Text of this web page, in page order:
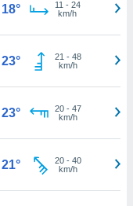
18° 11 - 24
km/h
23° 21 - 48
km/h
23° 20- 47
km/h
21° 20- 40
km/h